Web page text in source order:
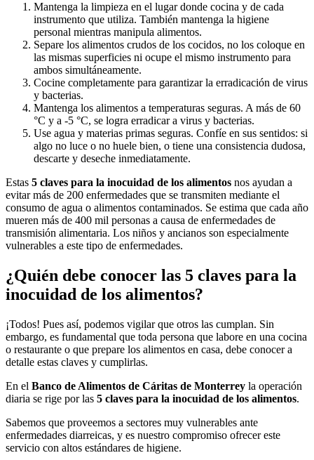
Mantenga la limpieza en el lugar donde cocina y de cada
instrumento que utiliza. También mantenga la higiene
personal mientras manipula alimentos.
Separe los alimentos crudos de los cocidos, no los coloque en
las mismas superficies ni ocupe el mismo instrumento para
ambos simultáneamente.
Cocine completamente para garantizar la erradicación de virus
y bacterias.
Mantenga los alimentos a temperaturas seguras. A más de 60
°C y a -5 °C, se logra erradicar a virus y bacterias.
Use agua y materias primas seguras. Confíe en sus sentidos: si
algo no luce o no huele bien, o tiene una consistencia dudosa,
descarte y deseche inmediatamente.
Estas 5 claves para la inocuidad de los alimentos nos ayudan a
evitar más de 200 enfermedades que se transmiten mediante el
consumo de agua o alimentos contaminados. Se estima que cada año
mueren más de 400 mil personas a causa de enfermedades de
transmisión alimentaria. Los niños y ancianos son especialmente
vulnerables a este tipo de enfermedades.
¿Quién debe conocer las 5 claves para la
inocuidad de los alimentos?
¡Todos! Pues así, podemos vigilar que otros las cumplan. Sin
embargo, es fundamental que toda persona que labore en una cocina
o restaurante o que prepare los alimentos en casa, debe conocer a
detalle estas claves y cumplirlas.
En el Banco de Alimentos de Cáritas de Monterrey la operación
diaria se rige por las 5 claves para la inocuidad de los alimentos.
Sabemos que proveemos a sectores muy vulnerables ante
enfermedades diarreicas, y es nuestro compromiso ofrecer este
servicio con altos estándares de higiene.